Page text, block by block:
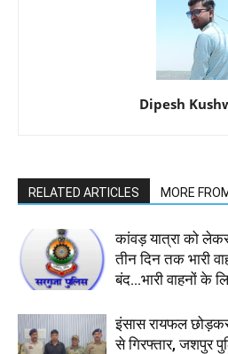
Dipesh
RELATED ARTICLES MORE
कांवड़ यात्रा को
तीन दिन तक भारी
बंद...भारी वाहनों के
इंसास रायफल
से गिरफ्तार, जशपुर